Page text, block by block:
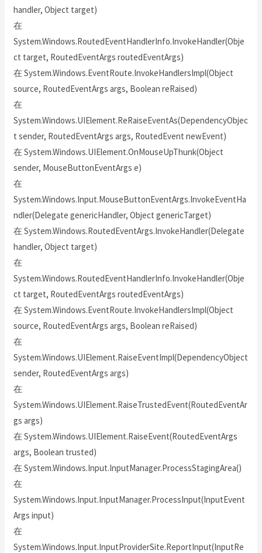
handler, Object target)
在
System.Windows.RoutedEventHandlerInfo.InvokeHandler(Obje
ct target, RoutedEventArgs routedEventArgs)
在 System.Windows.EventRoute.InvokeHandlersImpl(Object
source, RoutedEventArgs args, Boolean reRaised)
在
System.Windows.UIElement.ReRaiseEventAs(DependencyObjec
t sender, RoutedEventArgs args, RoutedEvent newEvent)
在 System.Windows.UIElement.OnMouseUpThunk(Object
sender, MouseButtonEventArgs e)
在
System.Windows.Input.MouseButtonEventArgs.InvokeEventHa
ndler(Delegate genericHandler, Object genericTarget)
在 System.Windows.RoutedEventArgs.InvokeHandler(Delegate
handler, Object target)
在
System.Windows.RoutedEventHandlerInfo.InvokeHandler(Obje
ct target, RoutedEventArgs routedEventArgs)
在 System.Windows.EventRoute.InvokeHandlersImpl(Object
source, RoutedEventArgs args, Boolean reRaised)
在
System.Windows.UIElement.RaiseEventImpl(DependencyObject
sender, RoutedEventArgs args)
在
System.Windows.UIElement.RaiseTrustedEvent(RoutedEventAr
gs args)
在 System.Windows.UIElement.RaiseEvent(RoutedEventArgs
args, Boolean trusted)
在 System.Windows.Input.InputManager.ProcessStagingArea()
在
System.Windows.Input.InputManager.ProcessInput(InputEvent
Args input)
在
System.Windows.Input.InputProviderSite.ReportInput(InputRe